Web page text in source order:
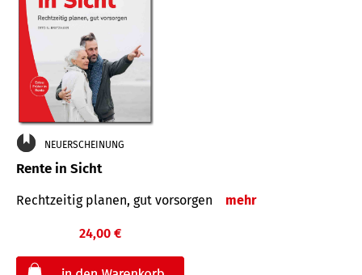
NEUERSCHEINUNG
Rente in Sicht
Rechtzeitig planen, gut vorsorgen mehr
24,00 €